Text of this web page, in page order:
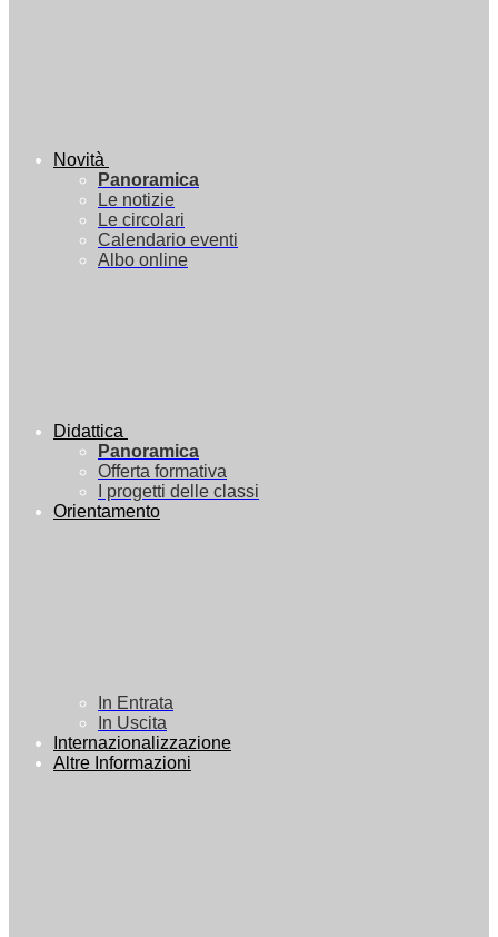
Novità
Panoramica
Le notizie
Le circolari
Calendario eventi
Albo online
Didattica
Panoramica
Offerta formativa
I progetti delle classi
Orientamento
In Entrata
In Uscita
Internazionalizzazione
Altre Informazioni